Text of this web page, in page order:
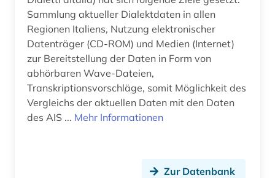
Sammlung aktueller Dialektdaten in allen
Regionen Italiens, Nutzung elektronischer
Datenträger (CD-ROM) und Medien (Internet)
zur Bereitstellung der Daten in Form von
abhörbaren Wave-Dateien,
Transkriptionsvorschläge, somit Möglichkeit des
Vergleichs der aktuellen Daten mit den Daten
des AIS ... Mehr Informationen
Zur Datenbank